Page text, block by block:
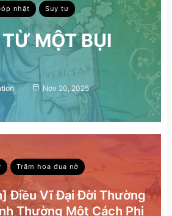
nhặt Suy tư
MỘT BỤI
Nov 20, 2025
Trăm hoa đua nở
Điều Vĩ Đại Đời Thường
Thường Một Cách Phi